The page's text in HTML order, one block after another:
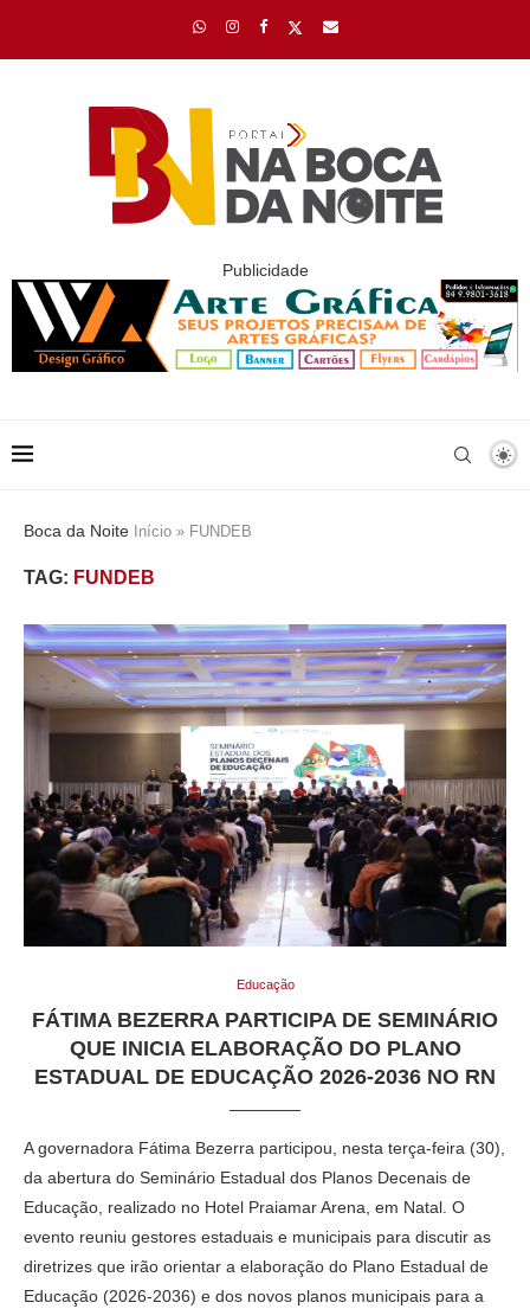
Publicidade
Boca da Noite Início » FUNDEB
TAG: FUNDEB
Educação
FÁTIMA BEZERRA PARTICIPA DE SEMINÁRIO
QUE INICIA ELABORAÇÃO DO PLANO
ESTADUAL DE EDUCAÇÃO 2026-2036 NO RN
A governadora Fátima Bezerra participou, nesta terça-feira (30),
da abertura do Seminário Estadual dos Planos Decenais de
Educação, realizado no Hotel Praiamar Arena, em Natal. O
evento reuniu gestores estaduais e municipais para discutir as
diretrizes que irão orientar a elaboração do Plano Estadual de
Educação (2026-2036) e dos novos planos municipais para a